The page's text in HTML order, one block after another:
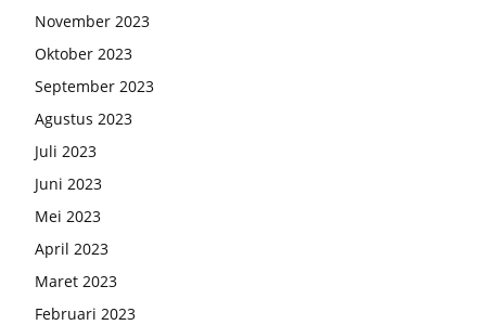
November 2023
Oktober 2023
September 2023
Agustus 2023
Juli 2023
Juni 2023
Mei 2023
April 2023
Maret 2023
Februari 2023